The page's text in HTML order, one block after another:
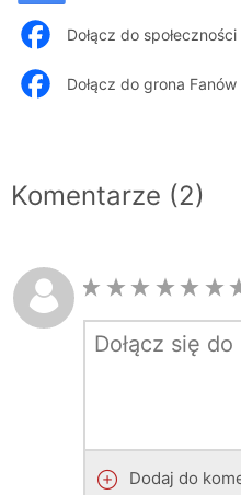
Dołącz do społeczności
Dołącz do grona Fanów
Komentarze (2)
Dodaj do